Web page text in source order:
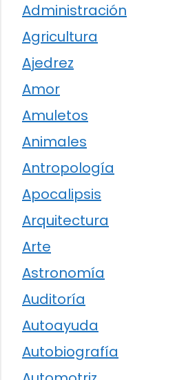
Administración
Agricultura
Ajedrez
Amor
Amuletos
Animales
Antropología
Apocalipsis
Arquitectura
Arte
Astronomía
Auditoría
Autoayuda
Autobiografía